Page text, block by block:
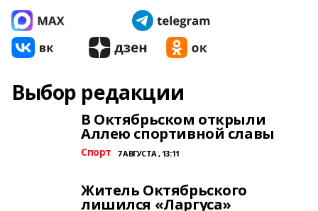
Выбор редакции
В Октябрьском открыли
Аллею спортивной славы
Спорт 7 АВГУСТА , 13:11
Житель Октябрьского
лишился «Ларгуса»